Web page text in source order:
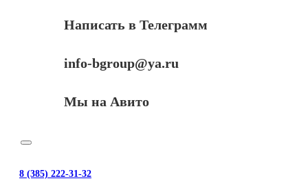
Написать в Телеграмм
info-bgroup@ya.ru
Мы на Авито
8 (385) 222-31-32